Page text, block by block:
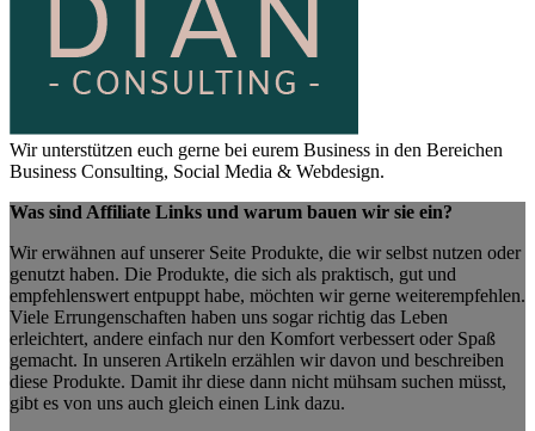
Wir unterstützen euch gerne bei eurem Business in den Bereichen
Business Consulting, Social Media & Webdesign.
Was sind Affiliate Links und warum bauen wir sie ein?
Wir erwähnen auf unserer Seite Produkte, die wir selbst nutzen oder
genutzt haben. Die Produkte, die sich als praktisch, gut und
empfehlenswert entpuppt habe, möchten wir gerne weiterempfehlen.
Viele Errungenschaften haben uns sogar richtig das Leben
erleichtert, andere einfach nur den Komfort verbessert oder Spaß
gemacht. In unseren Artikeln erzählen wir davon und beschreiben
diese Produkte. Damit ihr diese dann nicht mühsam suchen müsst,
gibt es von uns auch gleich einen Link dazu.